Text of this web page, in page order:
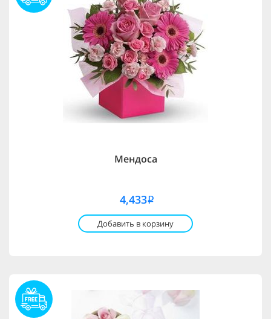
Мендоса
4,433i
Добавить в корзину